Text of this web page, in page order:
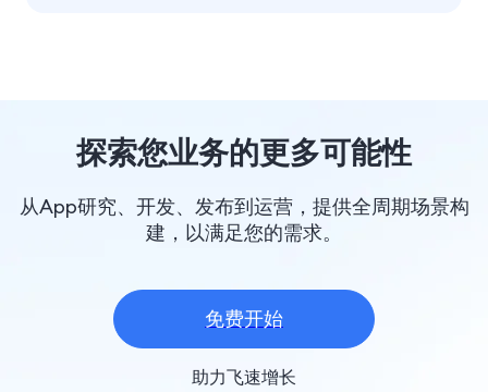
探索您业务的更多可能性
从App研究、开发、发布到运营，提供全周期场景构
建，以满足您的需求。
免费开始
助力飞速增长